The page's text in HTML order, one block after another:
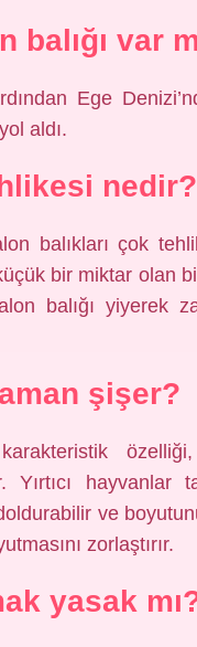
balığı var
Ege
aldı.
nedir?
balıkları çok
bir miktar olan
balığı yiyerek
şişer?
hayvanlar
ve
zorlaştırır.
yasak